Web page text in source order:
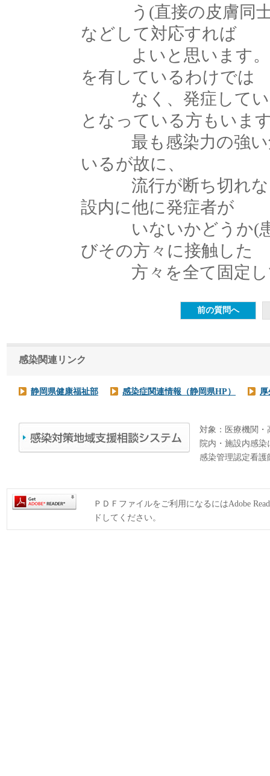
う(直接の皮膚同士
などして対応すれば
よいと思います。た
を有しているわけでは
なく、発症していな
となっている方もいま
最も感染力の強い角
いるが故に、
流行が断ち切れない
設内に他に発症者が
いないかどうか(患
びその方々に接触した
方々を全て固定して
感染関連リンク
静岡県健康福祉部 感染症関連情報（静岡県HP）
対象：医療機関・
院内・施設内感
感染管理認定看
ＰＤＦファイルをご利用になるにはAdobe
ドしてください。